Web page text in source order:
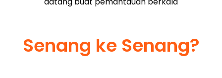
Senang ke Senang?